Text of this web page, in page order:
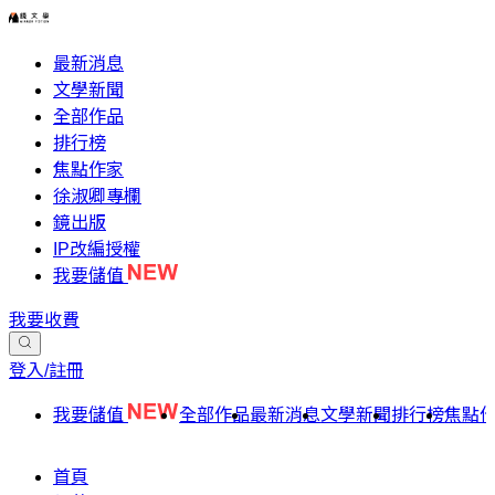
最新消息
文學新聞
全部作品
排行榜
焦點作家
徐淑卿專欄
鏡出版
IP改編授權
我要儲值
我要收費
登入/註冊
我要儲值 全部作品最新消息文學新聞排行榜焦點
首頁